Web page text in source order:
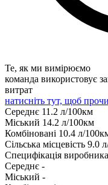
Те, як ми вимірюємо
команда використовує
витрат
натисніть тут, щоб
Середнє 11.2 л/100км
Міський 14.2 л/100км
Комбіновані 10.4 л/
Сільська місцевість 9.0
Специфікація виробника
Середнє -
Міський -